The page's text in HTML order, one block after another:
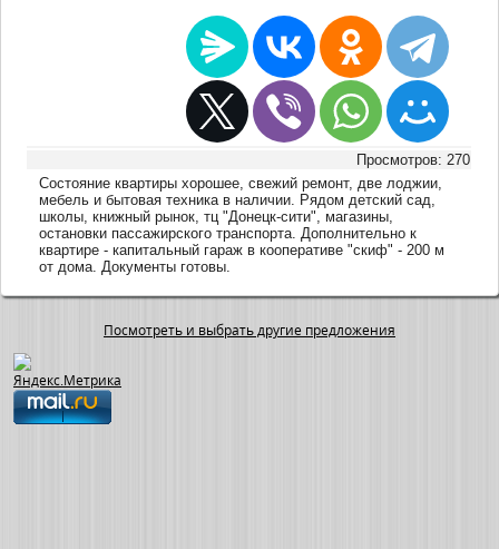
Просмотров: 270
Состояние квартиры хорошее, свежий ремонт, две лоджии,
мебель и бытовая техника в наличии. Рядом детский сад,
школы, книжный рынок, тц "Донецк-сити", магазины,
остановки пассажирского транспорта. Дополнительно к
квартире - капитальный гараж в кооперативе "скиф" - 200 м
от дома. Документы готовы.
Посмотреть и выбрать другие предложения